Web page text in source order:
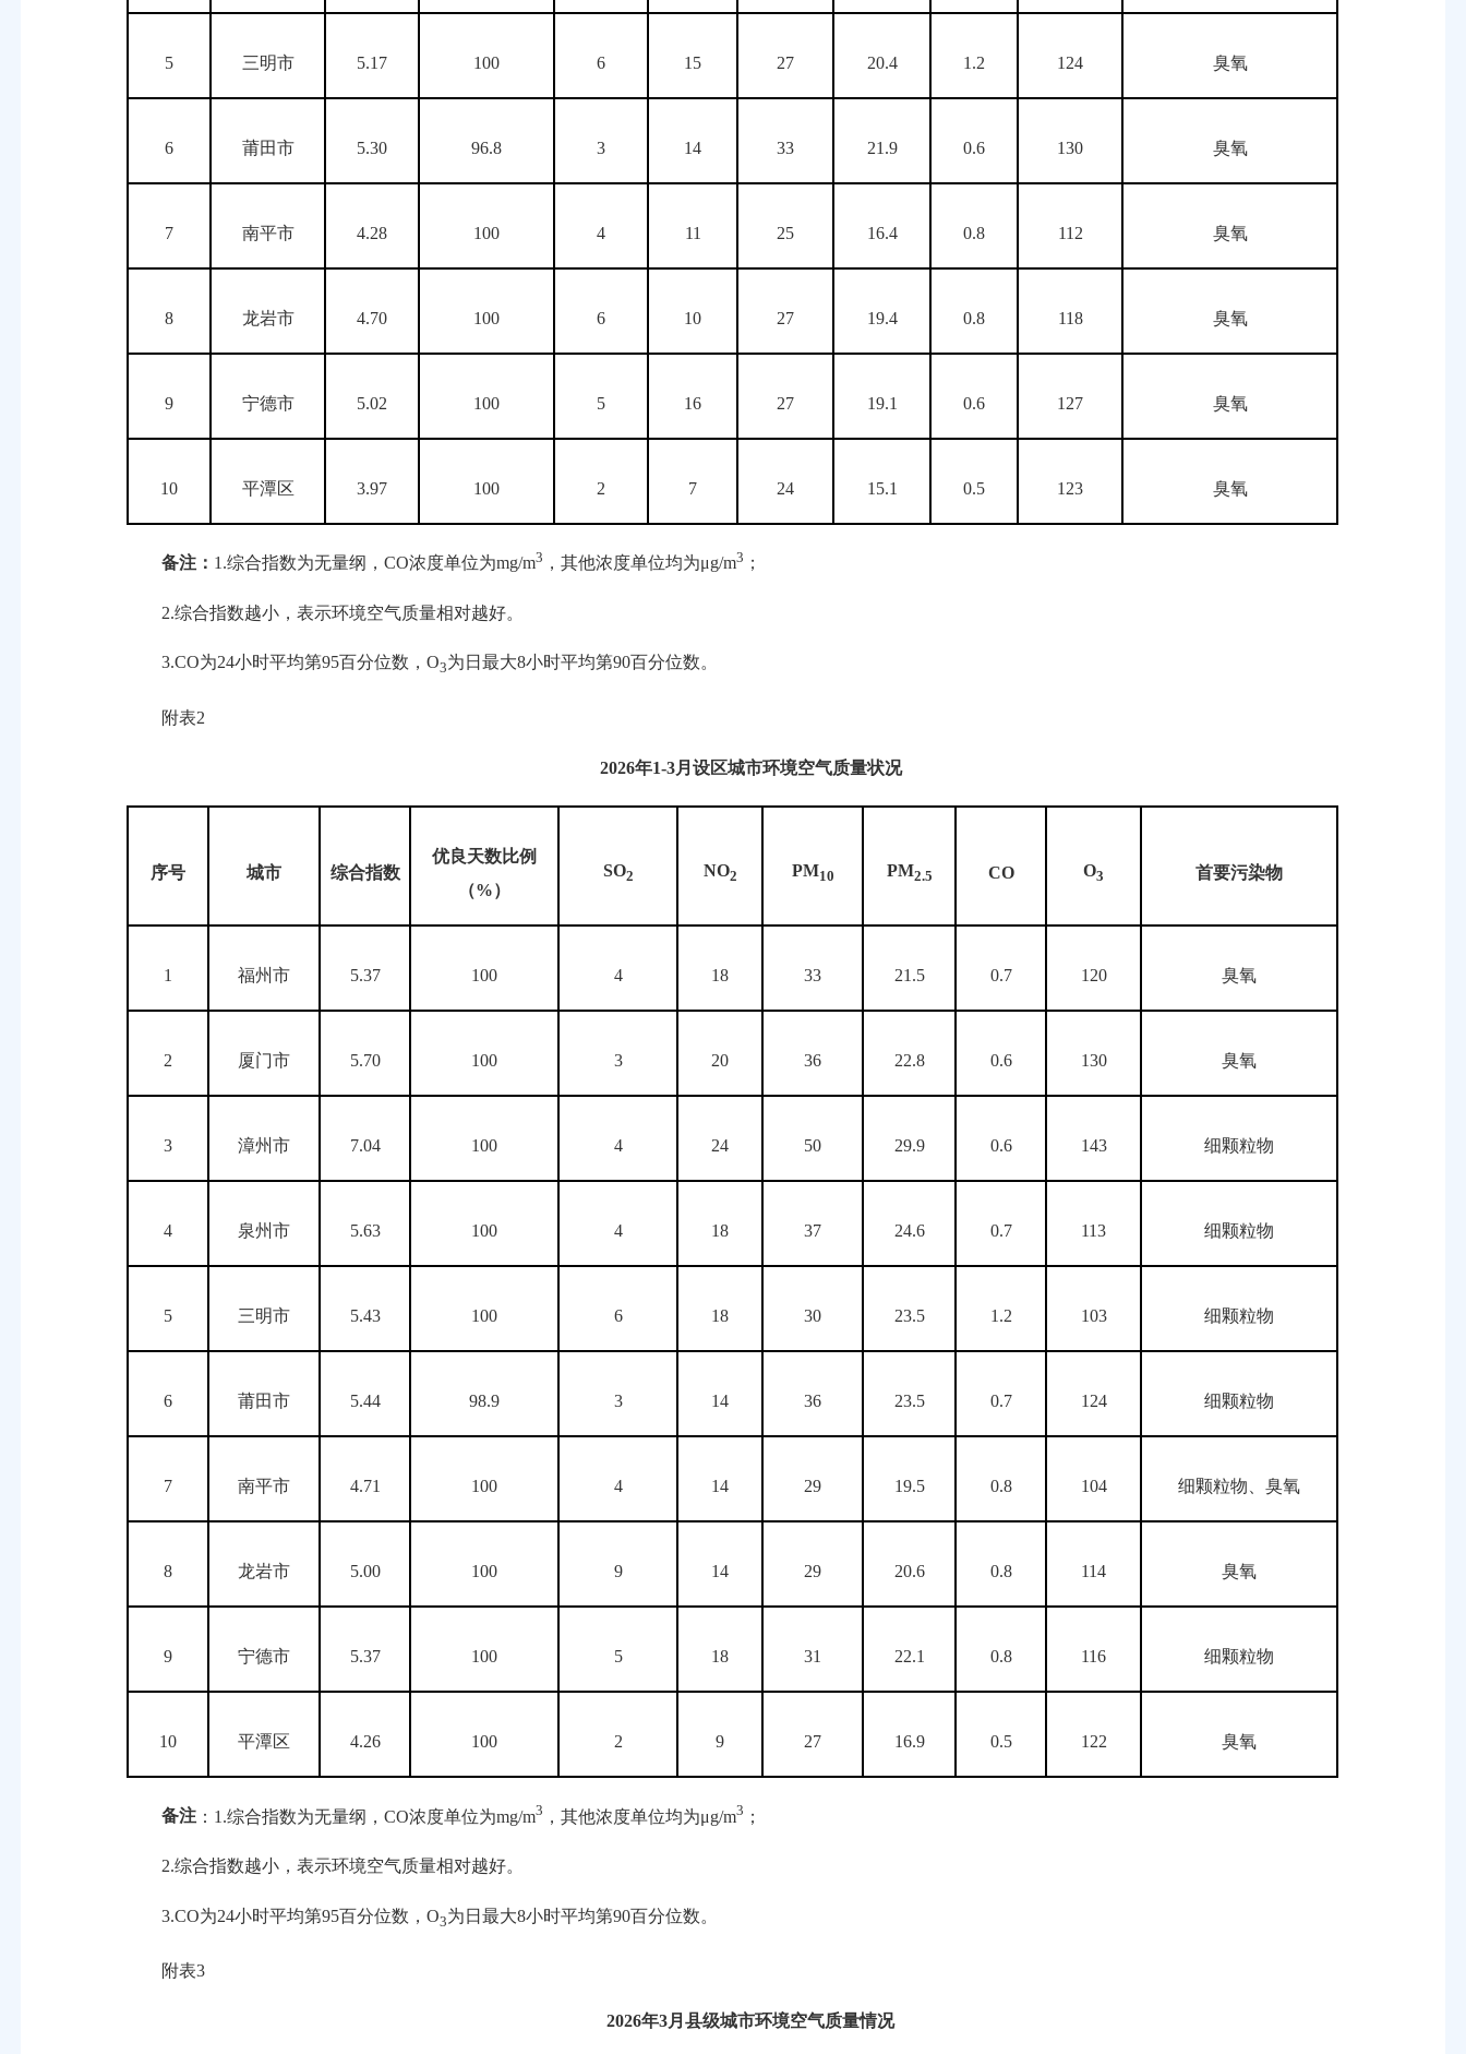
5 三明市 5.17 100 6 15 27 20.4 1.2 124 臭氧
6 莆田市 5.30 96.8 3 14 33 21.9 0.6 130 臭氧
7 南平市 4.28 100 4 11 25 16.4 0.8 112 臭氧
8 龙岩市 4.70 100 6 10 27 19.4 0.8 118 臭氧
9 宁德市 5.02 100 5 16 27 19.1 0.6 127 臭氧
10 平潭区 3.97 100 2 7 24 15.1 0.5 123 臭氧
备注： 1.综合指数为无量纲，CO浓度单位为mg/m3 ，其他浓度单位均为μg/m3 ；
2.综合指数越小，表示环境空气质量相对越好。
3.CO为24小时平均第95百分位数，O3为日最大8小时平均第90百分位数。
附表2
2026年1-3月设区城市环境空气质量状况
序号 城市 综合指数
优良天数比例
（%）
SO2 NO2 PM10 PM2.5 CO O3 首要污染物
1 福州市 5.37 100 4 18 33 21.5 0.7 120 臭氧
2 厦门市 5.70 100 3 20 36 22.8 0.6 130 臭氧
3 漳州市 7.04 100 4 24 50 29.9 0.6 143 细颗粒物
4 泉州市 5.63 100 4 18 37 24.6 0.7 113 细颗粒物
5 三明市 5.43 100 6 18 30 23.5 1.2 103 细颗粒物
6 莆田市 5.44 98.9 3 14 36 23.5 0.7 124 细颗粒物
7 南平市 4.71 100 4 14 29 19.5 0.8 104 细颗粒物、臭氧
8 龙岩市 5.00 100 9 14 29 20.6 0.8 114 臭氧
9 宁德市 5.37 100 5 18 31 22.1 0.8 116 细颗粒物
10 平潭区 4.26 100 2 9 27 16.9 0.5 122 臭氧
备注 ：1.综合指数为无量纲，CO浓度单位为mg/m3 ，其他浓度单位均为μg/m3 ；
2.综合指数越小，表示环境空气质量相对越好。
3.CO为24小时平均第95百分位数，O3为日最大8小时平均第90百分位数。
附表3
2026年3月县级城市环境空气质量情况